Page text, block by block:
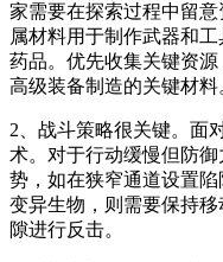
家需要在探索过程中留
属材料用于制作武器和
药品。优先收集关键资
高级装备制造的关键材料
2、战斗策略很关键。面
术。对于行动缓慢但防
势，如在狭窄通道设置
变异生物，则需要保持
隙进行反击。